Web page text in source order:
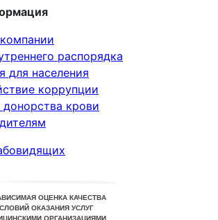
распорядка
для населения
коррупции
донорства крови